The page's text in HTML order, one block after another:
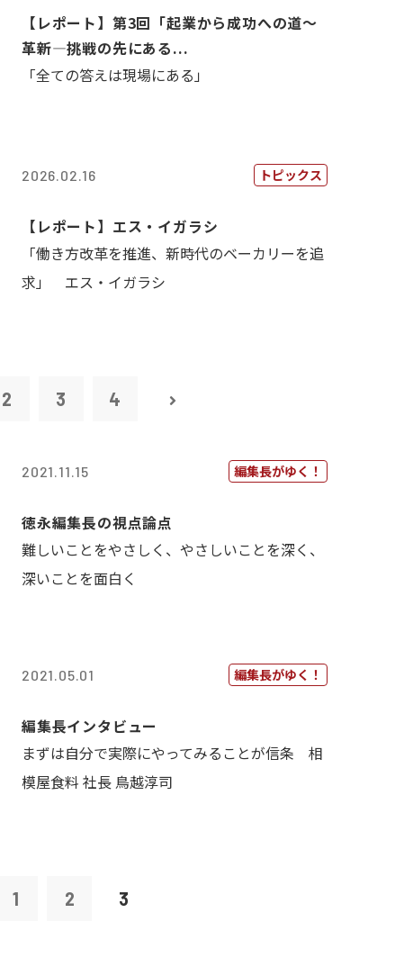
【レポート】第3回「起業から成功への道～
革新―挑戦の先にある...
「全ての答えは現場にある」
2026.02.16 トピックス
【レポート】エス・イガラシ
「働き方改革を推進、新時代のベーカリーを追
求」 エス・イガラシ
2 3 4
2021.11.15 編集長がゆく！
徳永編集長の視点論点
難しいことをやさしく、やさしいことを深く、
深いことを面白く
2021.05.01 編集長がゆく！
編集長インタビュー
まずは自分で実際にやってみることが信条 相
模屋食料 社長 鳥越淳司
1 2 3